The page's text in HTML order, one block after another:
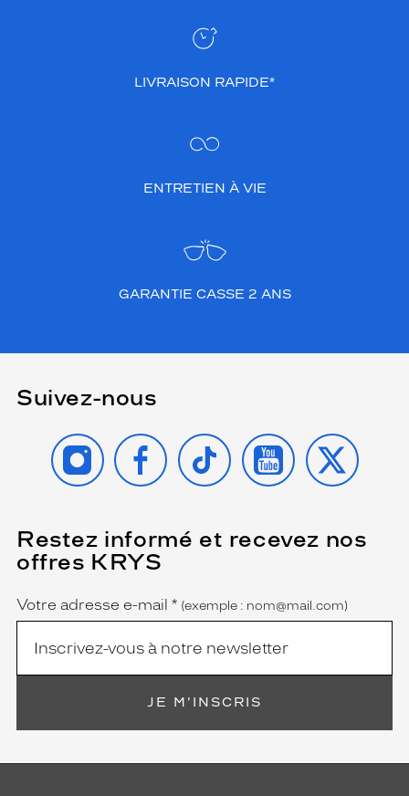
LIVRAISON RAPIDE*
ENTRETIEN À VIE
GARANTIE CASSE 2 ANS
Suivez-nous
INSTAGRAMFACEBOOK
TIKTOK YOUTUBE
X
Restez informé et recevez nos
offres KRYS
Name
Votre adresse e-mail *
(Ce
champ
est
obligatoire)
(exemple : nom@mail.com)
JE M'INSCRIS